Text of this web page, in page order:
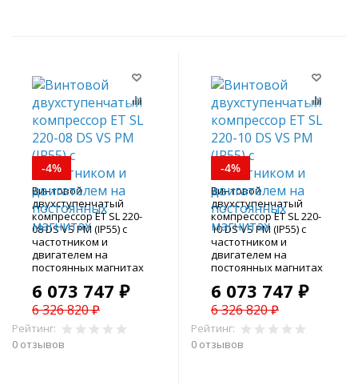
-4%
Винтовой
двухступенчатый
компрессор ET SL 220-
08 DS VS PM (IP55) с
частотником и
двигателем на
постоянных магнитах
6 073 747 ₽
6 326 820 ₽
Рейтинг:
0 отзывов
-4%
Винтовой
двухступенчатый
компрессор ET SL 220-
10 DS VS PM (IP55) с
частотником и
двигателем на
постоянных магнитах
6 073 747 ₽
6 326 820 ₽
Рейтинг:
0 отзывов